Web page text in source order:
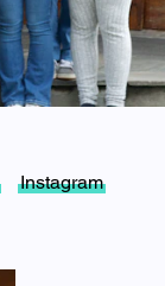
Instagram